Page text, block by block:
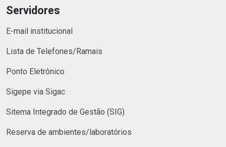
Servidores
E-mail institucional
Lista de Telefones/Ramais
Ponto Eletrônico
Sigepe via Sigac
Sitema Integrado de Gestão (SIG)
Reserva de ambientes/laboratórios